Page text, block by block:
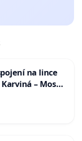
na lince
– Mosty